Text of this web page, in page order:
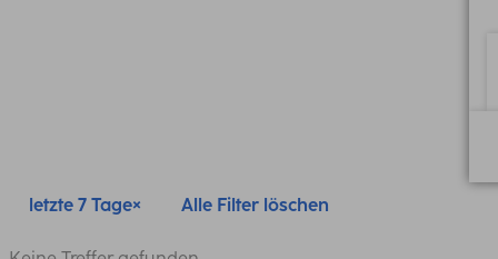
letzte 7 Tage Alle Filter löschen